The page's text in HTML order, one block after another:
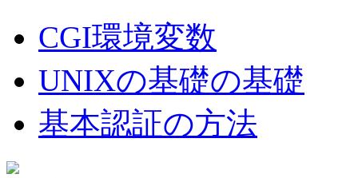
CGI環境変数
UNIXの基礎の基礎
基本認証の方法